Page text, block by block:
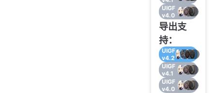
UIGF
v4.0
导出支
持：
UIGF
v4.2
UIGF
v4.1
UIGF
v4.0